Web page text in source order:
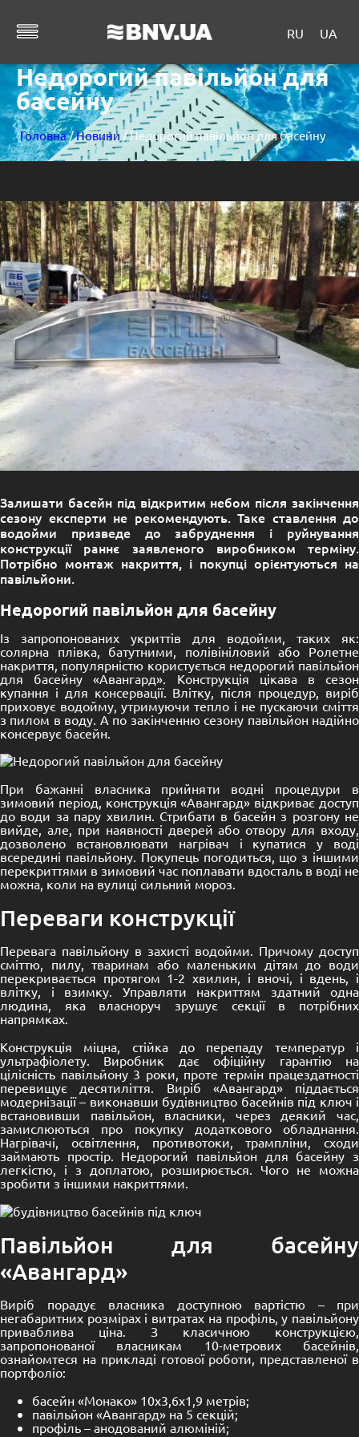
RU UA
Недорогий павільйон для
басейну
Головна/Новини / Недорогий павільйон для басейну
Залишати басейн під відкритим небом після закінчення
сезону експерти не рекомендують. Таке ставлення до
водойми призведе до забруднення і руйнування
конструкції раннє заявленого виробником терміну.
Потрібно монтаж накриття, і покупці орієнтуються на
павільйони.
Недорогий павільйон для басейну
Із запропонованих укриттів для водойми, таких як:
солярна плівка, батутними, полівініловий або Ролетне
накриття, популярністю користується недорогий павільйон
для басейну «Авангард». Конструкція цікава в сезон
купання і для консервації. Влітку, після процедур, виріб
приховує водойму, утримуючи тепло і не пускаючи сміття
з пилом в воду. А по закінченню сезону павільйон надійно
консервує басейн.
При бажанні власника прийняти водні процедури в
зимовий період, конструкція «Авангард» відкриває доступ
до води за пару хвилин. Стрибати в басейн з розгону не
вийде, але, при наявності дверей або отвору для входу,
дозволено встановлювати нагрівач і купатися у воді
всередині павільйону. Покупець погодиться, що з іншими
перекриттями в зимовий час поплавати вдосталь в воді не
можна, коли на вулиці сильний мороз.
Переваги конструкції
Перевага павільйону в захисті водойми. Причому доступ
сміттю, пилу, тваринам або маленьким дітям до води
перекривається протягом 1-2 хвилин, і вночі, і вдень, і
влітку, і взимку. Управляти накриттям здатний одна
людина, яка власноруч зрушує секції в потрібних
напрямках.
Конструкція міцна, стійка до перепаду температур і
ультрафіолету. Виробник дає офіційну гарантію на
цілісність павільйону 3 роки, проте термін працездатності
перевищує десятиліття. Виріб «Авангард» піддається
модернізації – виконавши будівництво басейнів під ключ і
встановивши павільйон, власники, через деякий час,
замислюються про покупку додаткового обладнання.
Нагрівачі, освітлення, противотоки, трампліни, сходи
займають простір. Недорогий павільйон для басейну з
легкістю, і з доплатою, розширюється. Чого не можна
зробити з іншими накриттями.
Павільйон для басейну
«Авангард»
Виріб порадує власника доступною вартістю – при
негабаритних розмірах і витратах на профіль, у павільйону
приваблива ціна. З класичною конструкцією,
запропонованої власникам 10-метрових басейнів,
ознайомтеся на прикладі готової роботи, представленої в
портфоліо:
басейн «Монако» 10х3,6х1,9 метрів;
павільйон «Авангард» на 5 секцій;
профіль – анодований алюміній;